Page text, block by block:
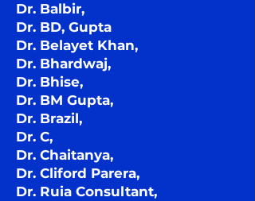
Dr. Balbir,
Dr. BD, Gupta
Dr. Belayet Khan,
Dr. Bhardwaj,
Dr. Bhise,
Dr. BM Gupta,
Dr. Brazil,
Dr. C,
Dr. Chaitanya,
Dr. Cliford Parera,
Dr. Ruia Consultant,